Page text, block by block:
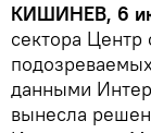
КИШИНЕВ, 6
сектора Центр
данными
вынесла